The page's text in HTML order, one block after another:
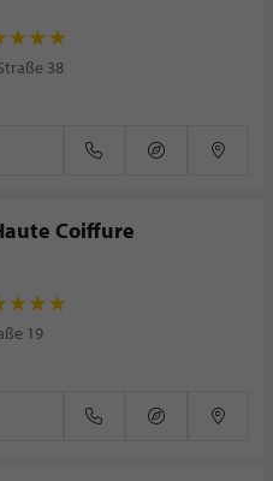
38
Coiffure
19